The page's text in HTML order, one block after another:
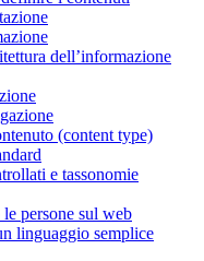
dell’informazione
(content type)
e tassonomie
persone sul web
linguaggio semplice